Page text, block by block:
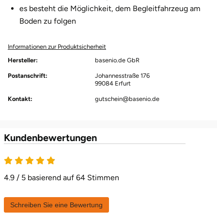
es besteht die Möglichkeit, dem Begleitfahrzeug am
Boden zu folgen
Informationen zur Produktsicherheit
Hersteller:
basenio.de GbR
Postanschrift:
Johannesstraße 176
99084 Erfurt
Kontakt: gutschein@basenio.de
Kundenbewertungen
4.9 / 5 basierend auf 64 Stimmen
Schreiben Sie eine Bewertung